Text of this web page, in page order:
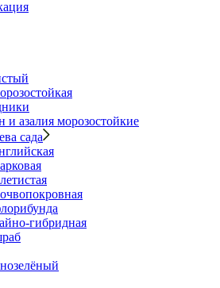
и азалия морозостойкие
сада
гибридная